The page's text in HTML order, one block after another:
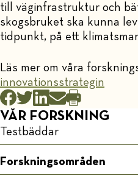
till väginfrastruktur och
skogsbruket ska kunna
tidpunkt, på ett
Läs mer om våra
innovationsstrategin
VÅR FORSKNING
Testbäddar
Forskningsområden